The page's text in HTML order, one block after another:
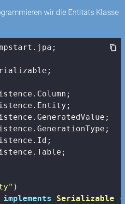
wir die Entitäts Klasse
implements Serializable {